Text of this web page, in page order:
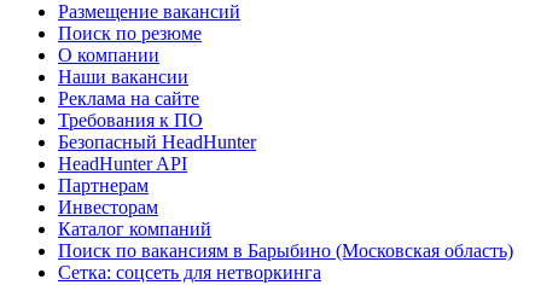
Размещение вакансий
Поиск по резюме
О компании
Наши вакансии
Реклама на сайте
Требования к ПО
Безопасный HeadHunter
HeadHunter API
Партнерам
Инвесторам
Каталог компаний
Поиск по вакансиям в Барыбино (Московская область)
Сетка: соцсеть для нетворкинга